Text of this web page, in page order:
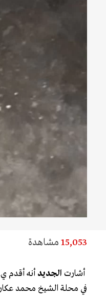
15,053 مشاهدة
أشارت الجديد أنه أقدم
في محلة الشيخ محمد